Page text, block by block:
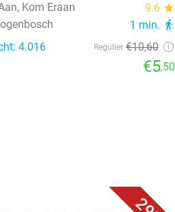
Kom Eraan
9.6 star
1 min. directions_walk
4.016 Regulier €10,60
€5,50